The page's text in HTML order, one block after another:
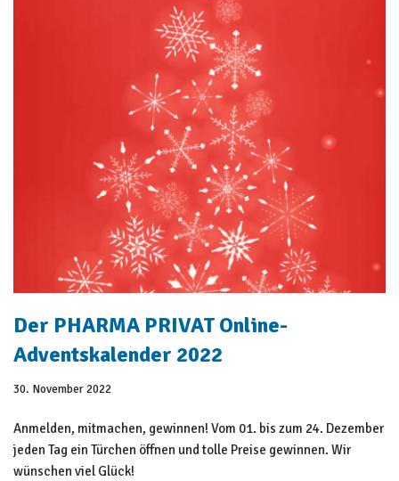
Der PHARMA PRIVAT Online-
Adventskalender 2022
30. November 2022
Anmelden, mitmachen, gewinnen! Vom 01. bis zum 24. Dezember
jeden Tag ein Türchen öffnen und tolle Preise gewinnen. Wir
wünschen viel Glück!